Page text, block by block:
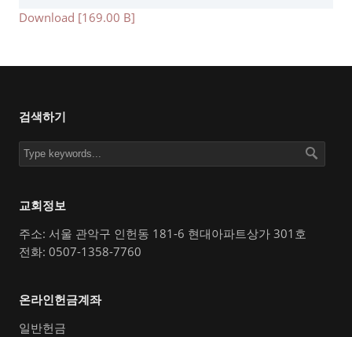
Download [169.00 B]
검색하기
교회정보
주소: 서울 관악구 인헌동 181-6 현대아파트상가 301호
전화: 0507-1358-7760
온라인헌금계좌
일반헌금